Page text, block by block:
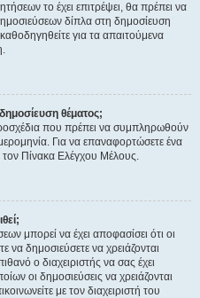
το έχει επιτρέψει, θα πρέπει να
δίπλα στη δημοσίευση
για τα απαιτούμενα
θέματος;
που πρέπει να συμπληρωθούν
Για να επαναφορτώσετε ένα
τον Πίνακα Ελέγχου Μέλους.
μπορεί να έχει αποφασίσει ότι οι
να δημοσιεύσετε να χρειάζονται
ο διαχειριστής να σας έχει
οι δημοσιεύσεις να χρειάζονται
με τον διαχειριστή του